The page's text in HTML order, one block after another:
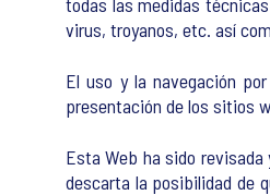
virus, troyanos, etc. así
El uso y la navegación
presentación de los sitios
Esta Web ha sido
descarta la posibilidad de